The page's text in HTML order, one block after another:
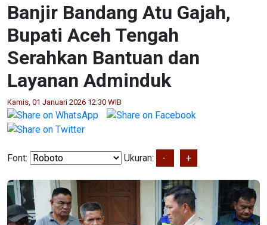
Banjir Bandang Atu Gajah,
Bupati Aceh Tengah
Serahkan Bantuan dan
Layanan Adminduk
Kamis, 01 Januari 2026 12:30 WIB
Font: Ukuran: - +